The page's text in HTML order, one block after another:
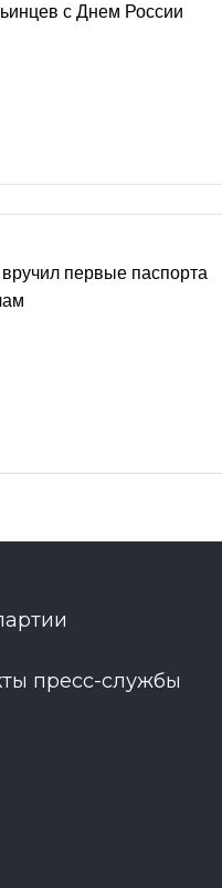
с Днем России
первые паспорта
пресс-службы